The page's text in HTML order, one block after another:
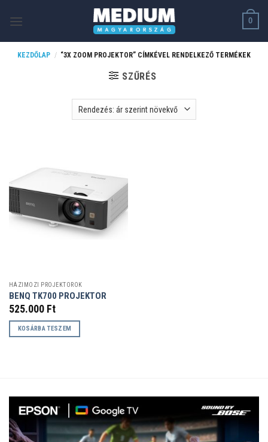
0
KEZDŐLAP / “3X ZOOM PROJEKTOR​” CÍMKÉVEL RENDELKEZŐ TERMÉKEK
SZŰRÉS
HÁZIMOZI PROJEKTOROK
BENQ TK700 PROJEKTOR
525.000 Ft
KOSÁRBA TESZEM